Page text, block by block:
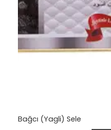
Bağcı (Yagli) Sele